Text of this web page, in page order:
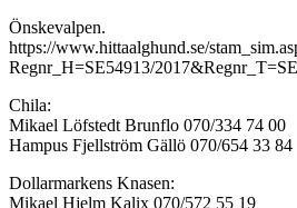
Önskevalpen.
https://www.hittaalghund.se/
Regnr_H=SE54913/
Chila:
Mikael Löfstedt Brunflo 070/334 74 00
Hampus Fjellström Gällö 070/654 33 84
Dollarmarkens Knasen:
Mikael Hjelm Kalix 070/572 55 19